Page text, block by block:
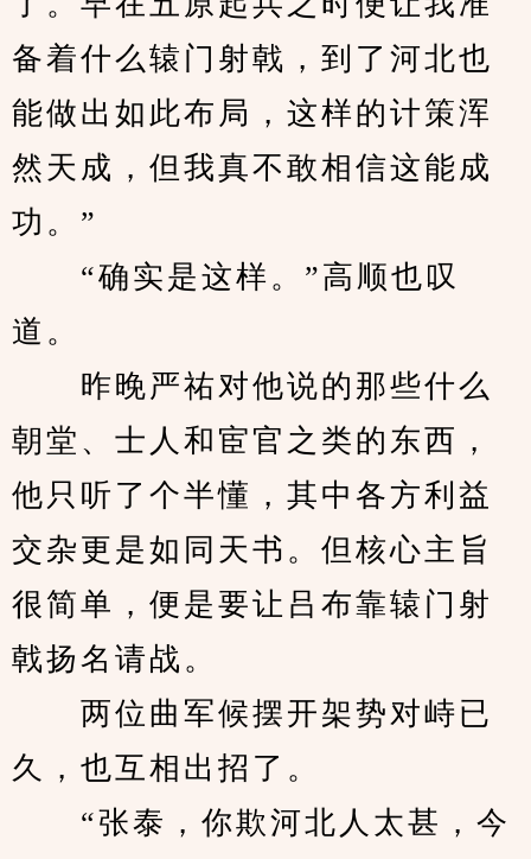
备着什么辕门射戟，到了河北也
能做出如此布局，这样的计策浑
然天成，但我真不敢相信这能成
功。”
“确实是这样。”高顺也叹
道。
昨晚严祐对他说的那些什么
朝堂、士人和宦官之类的东西，
他只听了个半懂，其中各方利益
交杂更是如同天书。但核心主旨
很简单，便是要让吕布靠辕门射
戟扬名请战。
两位曲军候摆开架势对峙已
久，也互相出招了。
“张泰，你欺河北人太甚，今